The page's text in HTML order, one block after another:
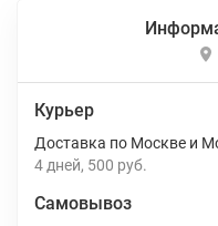
Курьер
Доставка по Москве и
4 дней 500 руб.
Самовывоз